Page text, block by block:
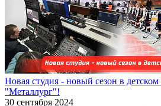
Новая студия - новый сезон в
"Металлург"!
30 сентября 2024